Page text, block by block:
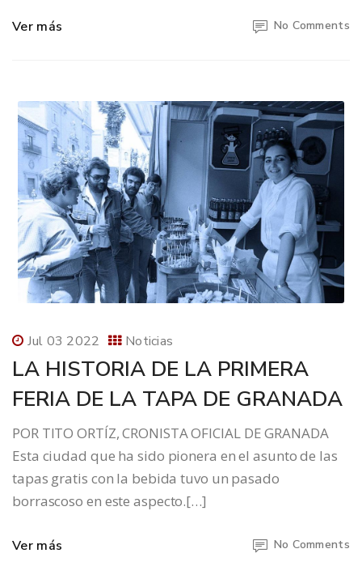
Ver más No Comments
Jul 03 2022 Noticias
LA HISTORIA DE LA PRIMERA
FERIA DE LA TAPA DE GRANADA
POR TITO ORTÍZ, CRONISTA OFICIAL DE GRANADA
Esta ciudad que ha sido pionera en el asunto de las
tapas gratis con la bebida tuvo un pasado
borrascoso en este aspecto.[…]
Ver más No Comments